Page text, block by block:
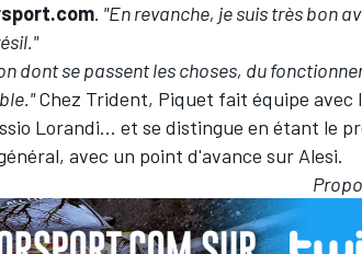
. "En revanche, je suis très bon
dont se passent les choses, du
Chez Trident, Piquet fait équipe avec
Lorandi... et se distingue en étant le
avec un point d'avance sur Alesi.